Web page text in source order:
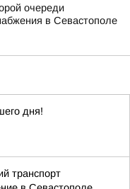
очереди
в Севастополе
дня!
транспорт